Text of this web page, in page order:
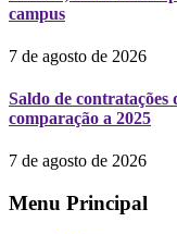
campus
7 de agosto de 2026
Saldo de contratações
comparação a 2025
7 de agosto de 2026
Menu Principal